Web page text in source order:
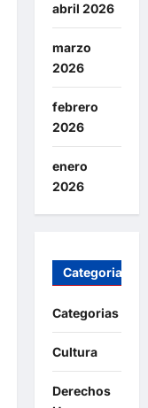
abril 2026
marzo
2026
febrero
2026
enero
2026
Categorias
Categorias
Cultura
Derechos